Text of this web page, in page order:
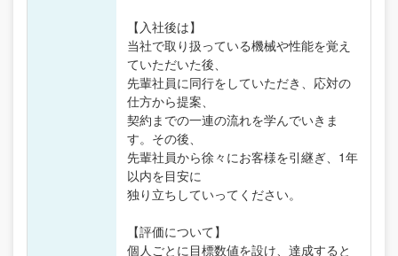
【入社後は】
当社で取り扱っている機械や性能を覚え
ていただいた後、
先輩社員に同行をしていただき、応対の
仕方から提案、
契約までの一連の流れを学んでいきま
す。その後、
先輩社員から徐々にお客様を引継ぎ、1年
以内を目安に
独り立ちしていってください。
【評価について】
個人ごとに目標数値を設け、達成すると